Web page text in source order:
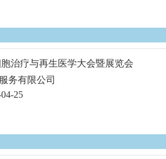
治疗与再生医学大会暨展览会
务有限公司
25